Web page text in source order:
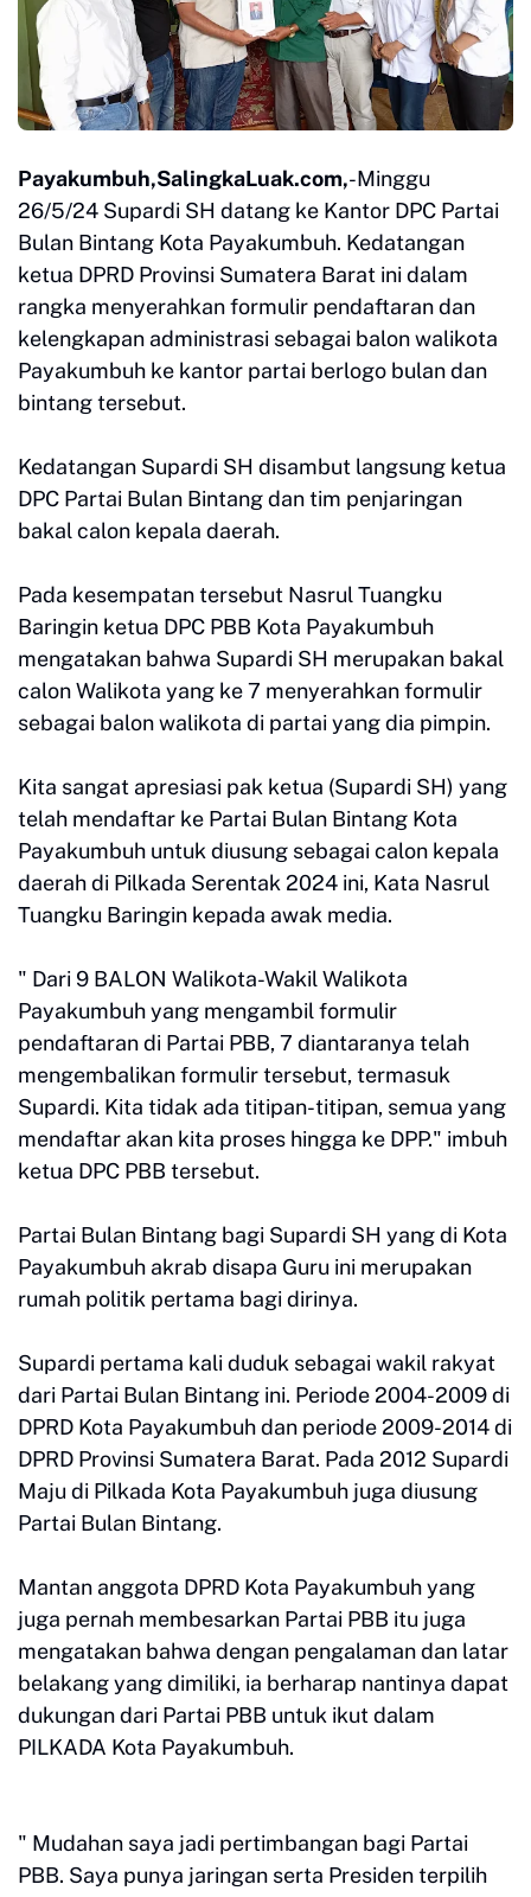
Payakumbuh,SalingkaLuak.com,-Minggu
26/5/24 Supardi SH datang ke Kantor DPC Partai
Bulan Bintang Kota Payakumbuh. Kedatangan
ketua DPRD Provinsi Sumatera Barat ini dalam
rangka menyerahkan formulir pendaftaran dan
kelengkapan administrasi sebagai balon walikota
Payakumbuh ke kantor partai berlogo bulan dan
bintang tersebut.
Kedatangan Supardi SH disambut langsung ketua
DPC Partai Bulan Bintang dan tim penjaringan
bakal calon kepala daerah.
Pada kesempatan tersebut Nasrul Tuangku
Baringin ketua DPC PBB Kota Payakumbuh
mengatakan bahwa Supardi SH merupakan bakal
calon Walikota yang ke 7 menyerahkan formulir
sebagai balon walikota di partai yang dia pimpin.
Kita sangat apresiasi pak ketua (Supardi SH) yang
telah mendaftar ke Partai Bulan Bintang Kota
Payakumbuh untuk diusung sebagai calon kepala
daerah di Pilkada Serentak 2024 ini, Kata Nasrul
Tuangku Baringin kepada awak media.
" Dari 9 BALON Walikota-Wakil Walikota
Payakumbuh yang mengambil formulir
pendaftaran di Partai PBB, 7 diantaranya telah
mengembalikan formulir tersebut, termasuk
Supardi. Kita tidak ada titipan-titipan, semua yang
mendaftar akan kita proses hingga ke DPP." imbuh
ketua DPC PBB tersebut.
Partai Bulan Bintang bagi Supardi SH yang di Kota
Payakumbuh akrab disapa Guru ini merupakan
rumah politik pertama bagi dirinya.
Supardi pertama kali duduk sebagai wakil rakyat
dari Partai Bulan Bintang ini. Periode 2004-2009 di
DPRD Kota Payakumbuh dan periode 2009-2014 di
DPRD Provinsi Sumatera Barat. Pada 2012 Supardi
Maju di Pilkada Kota Payakumbuh juga diusung
Partai Bulan Bintang.
Mantan anggota DPRD Kota Payakumbuh yang
juga pernah membesarkan Partai PBB itu juga
mengatakan bahwa dengan pengalaman dan latar
belakang yang dimiliki, ia berharap nantinya dapat
dukungan dari Partai PBB untuk ikut dalam
PILKADA Kota Payakumbuh.
" Mudahan saya jadi pertimbangan bagi Partai
PBB. Saya punya jaringan serta Presiden terpilih